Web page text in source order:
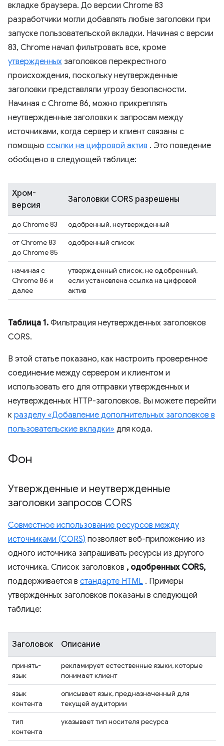
вкладке браузера. До версии Chrome 83
разработчики могли добавлять любые заголовки при
запуске пользовательской вкладки. Начиная с версии
83, Chrome начал фильтровать все, кроме
утвержденных заголовков перекрестного
происхождения, поскольку неутвержденные
заголовки представляли угрозу безопасности.
Начиная с Chrome 86, можно прикреплять
неутвержденные заголовки к запросам между
источниками, когда сервер и клиент связаны с
помощью ссылки на цифровой актив . Это поведение
обобщено в следующей таблице:
Хром-
версия
Заголовки CORS разрешены
до Chrome 83
одобренный, неутвержденный
от Chrome 83
до Chrome 85
одобренный список
начиная с
Chrome 86 и
далее
утвержденный список, не одобренный,
если установлена ​​ссылка на цифровой
актив
Таблица 1. Фильтрация неутвержденных заголовков
CORS.
В этой статье показано, как настроить проверенное
соединение между сервером и клиентом и
использовать его для отправки утвержденных и
неутвержденных HTTP-заголовков. Вы можете перейти
к разделу «Добавление дополнительных заголовков в
пользовательские вкладки» для кода.
Фон
Утвержденные и неутвержденные
заголовки запросов CORS
Совместное использование ресурсов между
источниками (CORS) позволяет веб-приложению из
одного источника запрашивать ресурсы из другого
источника. Список заголовков , одобренных CORS,
поддерживается в стандарте HTML . Примеры
утвержденных заголовков показаны в следующей
таблице:
Заголовок Описание
принять-
язык
рекламирует естественные языки, которые
понимает клиент
язык
контента
описывает язык, предназначенный для
текущей аудитории
тип
контента
указывает тип носителя ресурса